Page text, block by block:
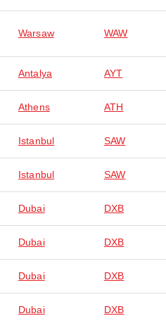
Warsaw WAW
Antalya AYT
Athens ATH
Istanbul SAW
Istanbul SAW
Dubai DXB
Dubai DXB
Dubai DXB
Dubai DXB